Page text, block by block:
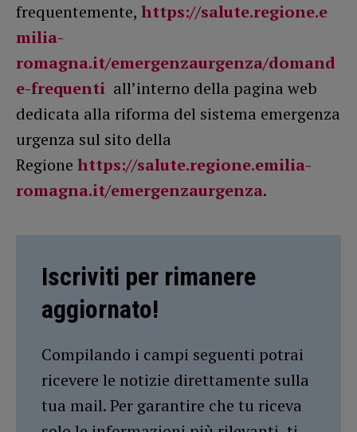
frequentemente, https://salute.regione.e
milia-
romagna.it/emergenzaurgenza/domand
e-frequenti all’interno della pagina web
dedicata alla riforma del sistema emergenza
urgenza sul sito della
Regione https://salute.regione.emilia-
romagna.it/emergenzaurgenza.
Iscriviti per rimanere
aggiornato!
Compilando i campi seguenti potrai
ricevere le notizie direttamente sulla
tua mail. Per garantire che tu riceva